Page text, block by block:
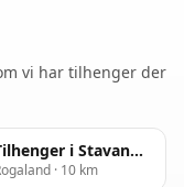
vi har tilhenger der
Tilhenger i Stavanger
· 10 km